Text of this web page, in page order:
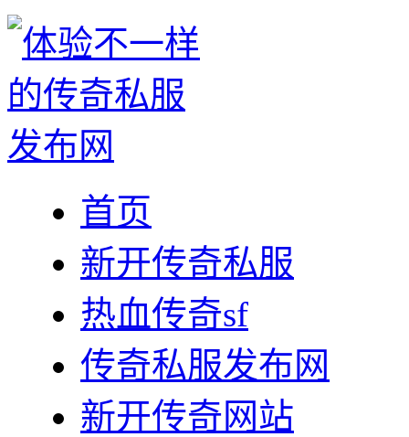
首页
新开传奇私服
热血传奇sf
传奇私服发布网
新开传奇网站